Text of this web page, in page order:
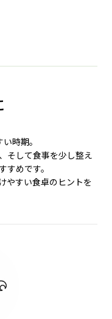
時期。
そして食事を少し整え
すめです。
やすい食卓のヒントを